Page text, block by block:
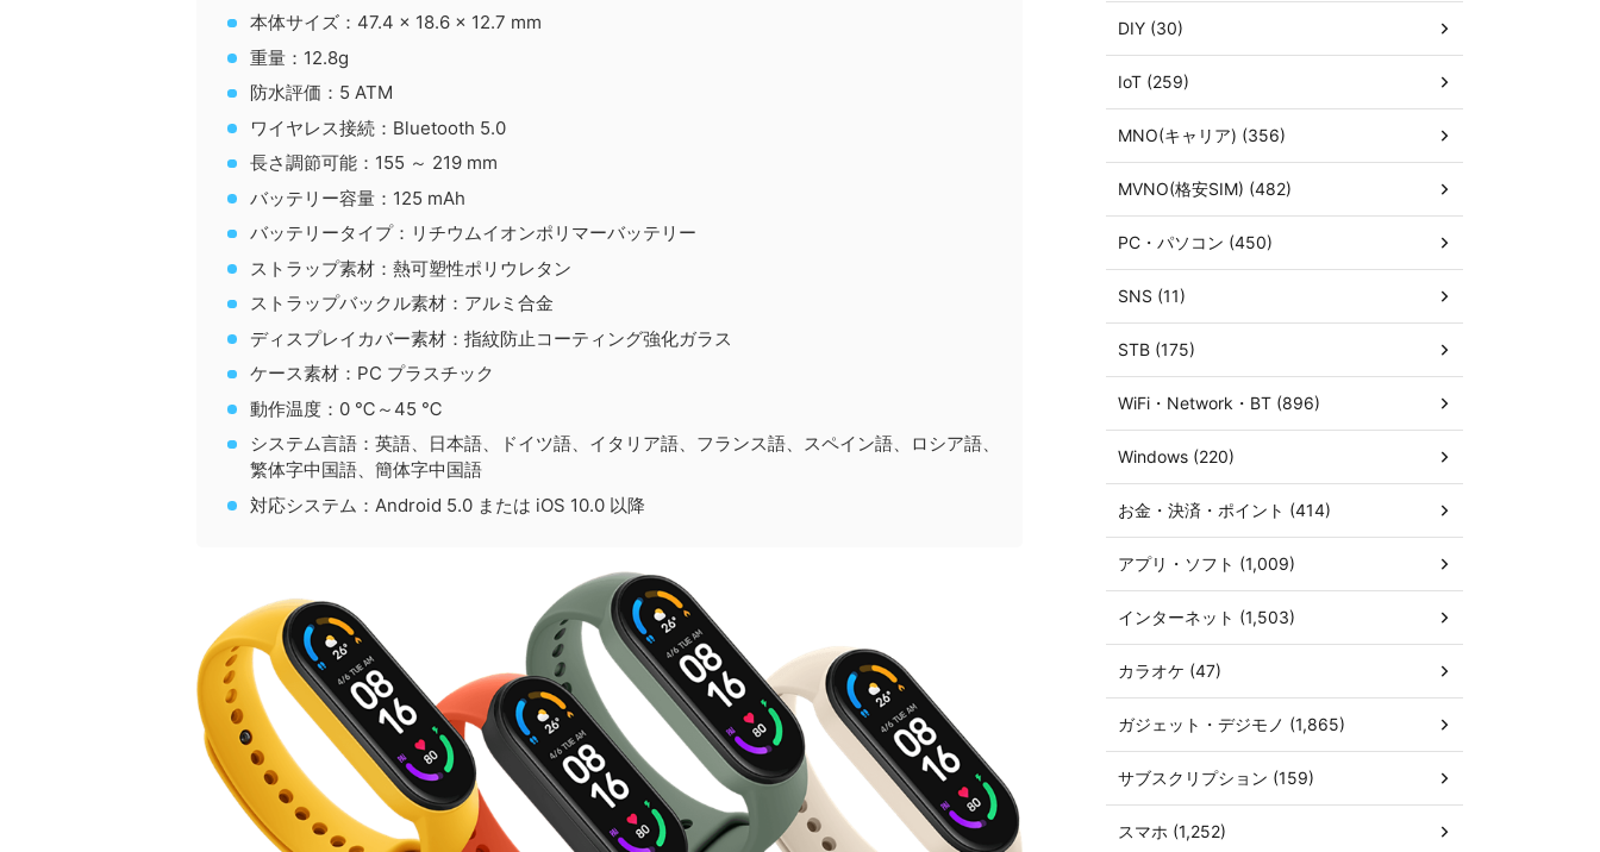
本体サイズ：47.4 × 18.6 × 12.7 mm
重量：12.8g
防水評価：5 ATM
ワイヤレス接続：Bluetooth 5.0
長さ調節可能：155 ～ 219 mm
バッテリー容量：125 mAh
バッテリータイプ：リチウムイオンポリマーバッテリー
ストラップ素材：熱可塑性ポリウレタン
ストラップバックル素材：アルミ合金
ディスプレイカバー素材：指紋防止コーティング強化ガラス
ケース素材：PC プラスチック
動作温度：0 ℃～45 ℃
システム言語：英語、日本語、ドイツ語、イタリア語、フランス語、スペイン語、ロシア語、
繁体字中国語、簡体字中国語
対応システム：Android 5.0 または iOS 10.0 以降
DIY (30)
IoT (259)
MNO(キャリア) (356)
MVNO(格安SIM) (482)
PC・パソコン (450)
SNS (11)
STB (175)
WiFi・Network・BT (896)
Windows (220)
お金・決済・ポイント (414)
アプリ・ソフト (1,009)
インターネット (1,503)
カラオケ (47)
ガジェット・デジモノ (1,865)
サブスクリプション (159)
スマホ (1,252)